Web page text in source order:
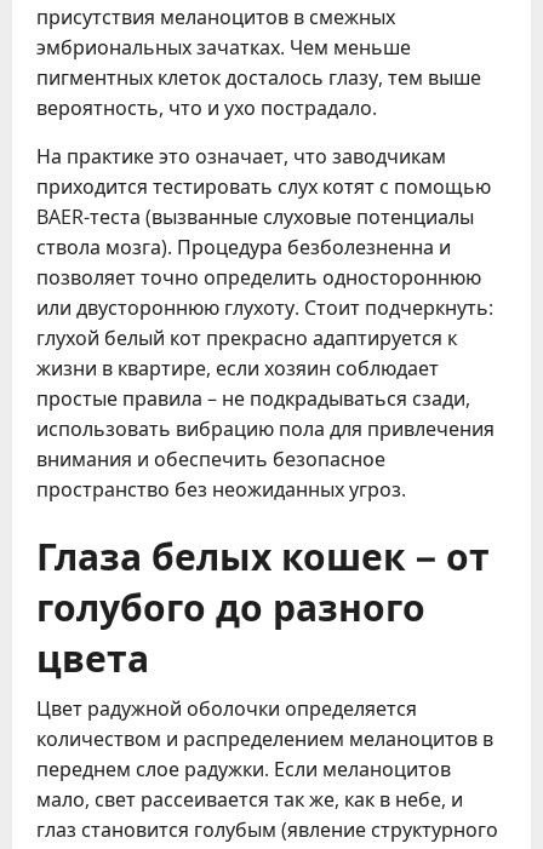
присутствия меланоцитов в смежных
эмбриональных зачатках. Чем меньше
пигментных клеток досталось глазу, тем выше
вероятность, что и ухо пострадало.
На практике это означает, что заводчикам
приходится тестировать слух котят с помощью
BAER-теста (вызванные слуховые потенциалы
ствола мозга). Процедура безболезненна и
позволяет точно определить одностороннюю
или двустороннюю глухоту. Стоит подчеркнуть:
глухой белый кот прекрасно адаптируется к
жизни в квартире, если хозяин соблюдает
простые правила – не подкрадываться сзади,
использовать вибрацию пола для привлечения
внимания и обеспечить безопасное
пространство без неожиданных угроз.
Глаза белых кошек – от
голубого до разного
цвета
Цвет радужной оболочки определяется
количеством и распределением меланоцитов в
переднем слое радужки. Если меланоцитов
мало, свет рассеивается так же, как в небе, и
глаз становится голубым (явление структурного